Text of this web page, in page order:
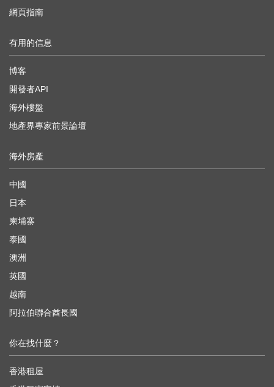
網頁指南
有用的信息
博客
開發者API
海外樓盤
地產界專家前景論壇
海外房產
中國
日本
柬埔寨
泰國
澳洲
英國
越南
阿拉伯聯合酋長國
你在找什麼？
香港租屋